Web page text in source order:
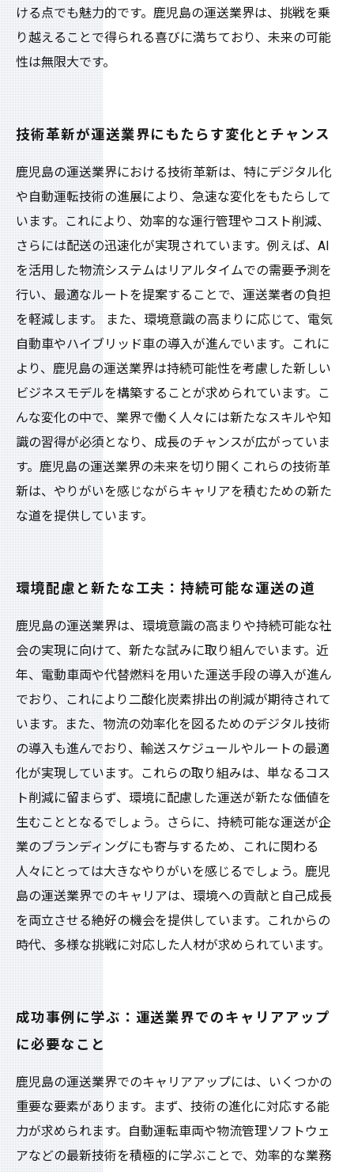
ける点でも魅力的です。鹿児島の運送業界は、挑戦を乗
り越えることで得られる喜びに満ちており、未来の可能
性は無限大です。
技術革新が運送業界にもたらす変化とチャンス
鹿児島の運送業界における技術革新は、特にデジタル化
や自動運転技術の進展により、急速な変化をもたらして
います。これにより、効率的な運行管理やコスト削減、
さらには配送の迅速化が実現されています。例えば、AI
を活用した物流システムはリアルタイムでの需要予測を
行い、最適なルートを提案することで、運送業者の負担
を軽減します。 また、環境意識の高まりに応じて、電気
自動車やハイブリッド車の導入が進んでいます。これに
より、鹿児島の運送業界は持続可能性を考慮した新しい
ビジネスモデルを構築することが求められています。こ
んな変化の中で、業界で働く人々には新たなスキルや知
識の習得が必須となり、成長のチャンスが広がっていま
す。鹿児島の運送業界の未来を切り開くこれらの技術革
新は、やりがいを感じながらキャリアを積むための新た
な道を提供しています。
環境配慮と新たな工夫：持続可能な運送の道
鹿児島の運送業界は、環境意識の高まりや持続可能な社
会の実現に向けて、新たな試みに取り組んでいます。近
年、電動車両や代替燃料を用いた運送手段の導入が進ん
でおり、これにより二酸化炭素排出の削減が期待されて
います。また、物流の効率化を図るためのデジタル技術
の導入も進んでおり、輸送スケジュールやルートの最適
化が実現しています。これらの取り組みは、単なるコス
ト削減に留まらず、環境に配慮した運送が新たな価値を
生むこととなるでしょう。さらに、持続可能な運送が企
業のブランディングにも寄与するため、これに関わる
人々にとっては大きなやりがいを感じるでしょう。鹿児
島の運送業界でのキャリアは、環境への貢献と自己成長
を両立させる絶好の機会を提供しています。これからの
時代、多様な挑戦に対応した人材が求められています。
成功事例に学ぶ：運送業界でのキャリアアップ
に必要なこと
鹿児島の運送業界でのキャリアアップには、いくつかの
重要な要素があります。まず、技術の進化に対応する能
力が求められます。自動運転車両や物流管理ソフトウェ
アなどの最新技術を積極的に学ぶことで、効率的な業務